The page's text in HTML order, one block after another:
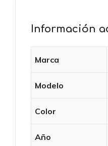
Información
Marca
Modelo
Color
Año